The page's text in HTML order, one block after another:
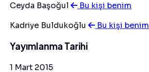
Ceyda Başoğul
Bu kişi benim
Kadriye Buldukoğlu
Bu kişi benim
Yayımlanma Tarihi
1 Mart 2015